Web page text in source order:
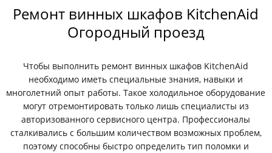
Ремонт винных шкафов KitchenAid
Огородный проезд
Чтобы выполнить ремонт винных шкафов KitchenAid
необходимо иметь специальные знания, навыки и
многолетний опыт работы. Такое холодильное оборудование
могут отремонтировать только лишь специалисты из
авторизованного сервисного центра. Профессионалы
сталкивались с большим количеством возможных проблем,
поэтому способны быстро определить тип поломки и